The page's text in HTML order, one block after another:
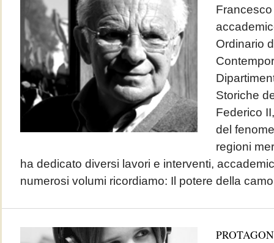
Ordinario
Storiche
Federico
del
regioni
ha dedicato diversi lavori e interventi,
numerosi volumi ricordiamo: Il potere della